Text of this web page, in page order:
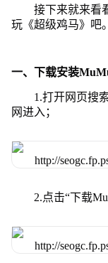
接下来就来看
玩《超级鸡马》吧。
一、下载安装
1.打开网页搜
网进入；
2.点击“下载